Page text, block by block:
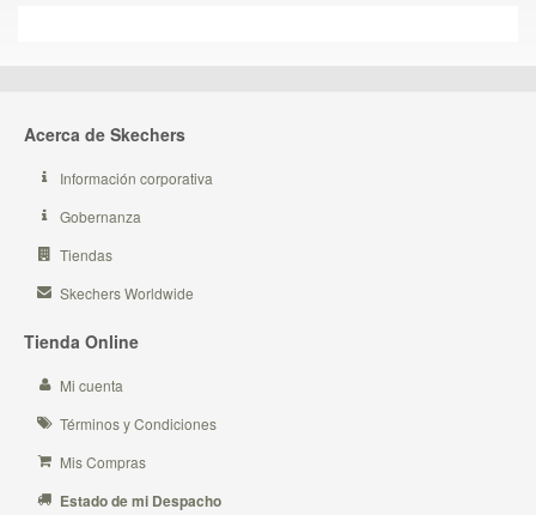
Acerca de Skechers
Información corporativa
Gobernanza
Tiendas
Skechers Worldwide
Tienda Online
Mi cuenta
Términos y Condiciones
Mis Compras
Estado de mi Despacho